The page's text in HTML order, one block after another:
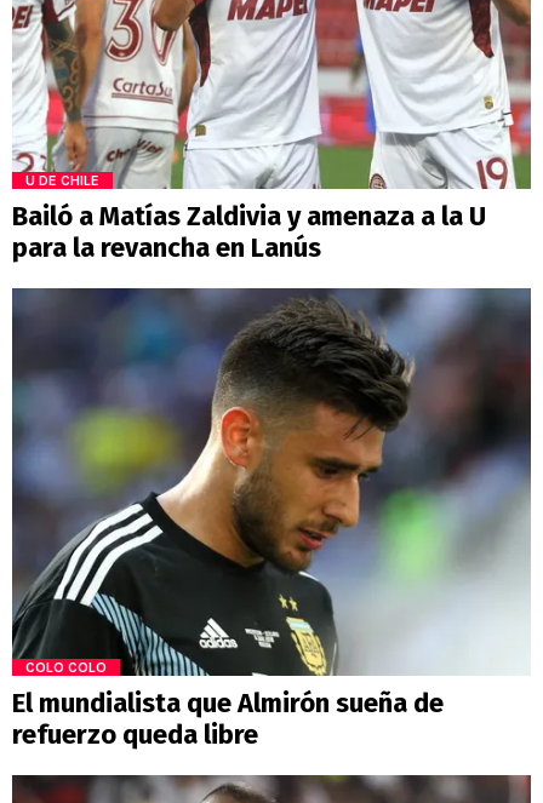
U DE CHILE
Bailó a Matías Zaldivia y amenaza a la U
para la revancha en Lanús
COLO COLO
El mundialista que Almirón sueña de
refuerzo queda libre